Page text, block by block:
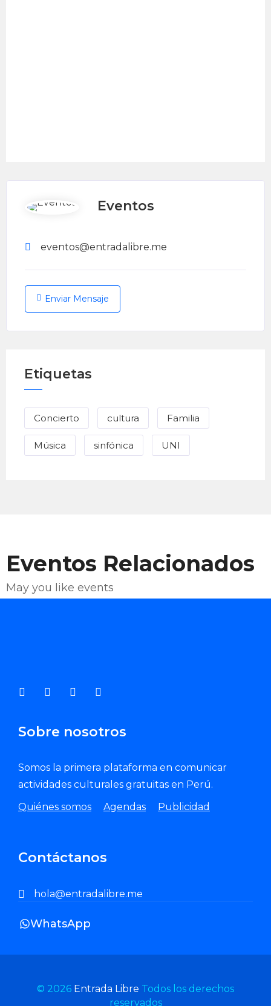
Eventos
eventos@entradalibre.me
Enviar Mensaje
Etiquetas
Concierto cultura Familia
Música sinfónica UNI
Eventos Relacionados
May you like events
Sobre nosotros
Somos la primera plataforma en comunicar
actividades culturales gratuitas en Perú.
Quiénes somos
Agendas Publicidad
Contáctanos
hola@entradalibre.me
WhatsApp
© 2026 Entrada Libre Todos los derechos
reservados